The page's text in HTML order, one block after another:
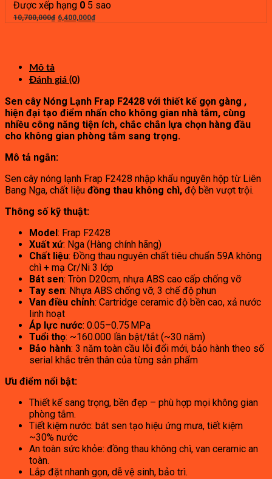
là:
500,000₫.
tại
là:
Được xếp hạng 0 5 sao
10,700,000₫ Giá
6,400,000₫Giá
Mô tả
Đánh giá (0)
Sen cây Nóng Lạnh Frap F2428 với thiết kế gọn gàng ,
hiện đại tạo điểm nhấn cho không gian nhà tắm, cùng
nhiều công năng tiện ích, chắc chắn lựa chọn hàng đầu
cho không gian phòng tắm sang trọng.
Mô tả ngắn:
Sen cây nóng lạnh Frap F2428 nhập khẩu nguyên hộp từ Liên
Bang Nga, chất liệu đồng thau không chì, độ bền vượt trội.
Thông số kỹ thuật:
Model : Frap F2428
Xuất xứ: Nga (Hàng chính hãng)
Chất liệu: Đồng thau nguyên chất tiêu chuẩn 59A không
chì + mạ Cr/Ni 3 lớp
Bát sen: Tròn D20cm, nhựa ABS cao cấp chống vỡ
Tay sen: Nhựa ABS chống vỡ, 3 chế độ phun
Van điều chỉnh: Cartridge ceramic độ bền cao, xả nước
linh hoạt
Áp lực nước: 0.05–0.75 MPa
Tuổi thọ: ~160.000 lần bật/tắt (~30 năm)
Bảo hành: 3 năm toàn cầu lỗi đổi mới, bảo hành theo số
serial khắc trên thân của từng sản phẩm
Ưu điểm nổi bật:
Thiết kế sang trọng, bền đẹp – phù hợp mọi không gian
phòng tắm.
Tiết kiệm nước: bát sen tạo hiệu ứng mưa, tiết kiệm
~30% nước
An toàn sức khỏe: đồng thau không chì, van ceramic an
toàn.
Lắp đặt nhanh gọn, dễ vệ sinh, bảo trì.